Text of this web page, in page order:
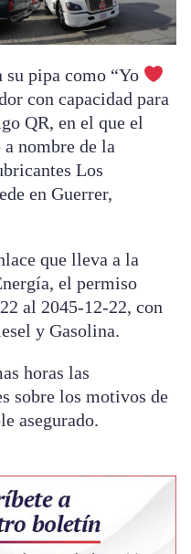
pipa como “Yo
con capacidad para
QR, en el que el
nombre de la
Los
en Guerrer,
que lleva a la
el permiso
al 2045-12-22, con
y Gasolina.
horas las
sobre los motivos de
asegurado.